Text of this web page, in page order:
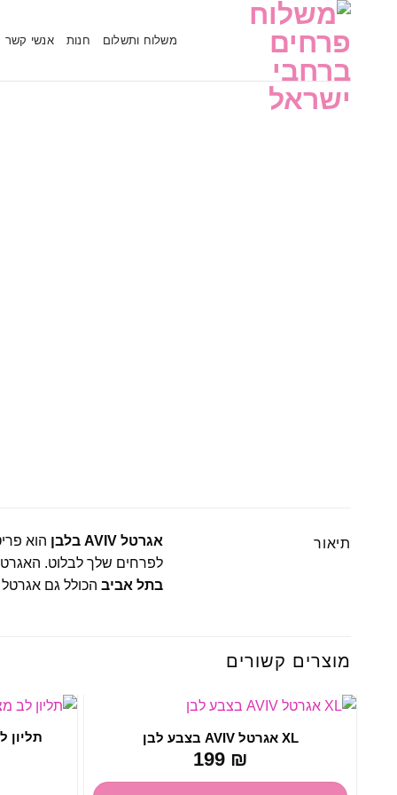
משלוח ותשלום חנות אנשי קשר
תיאור אגרטל AVIV בלבן
לפרחים שלך לבלוט.
בתל אביבהכולל גם אגרטל
מוצרים קשורים
XL אגרטל AVIV בצבע לבן
199 ₪
תליון